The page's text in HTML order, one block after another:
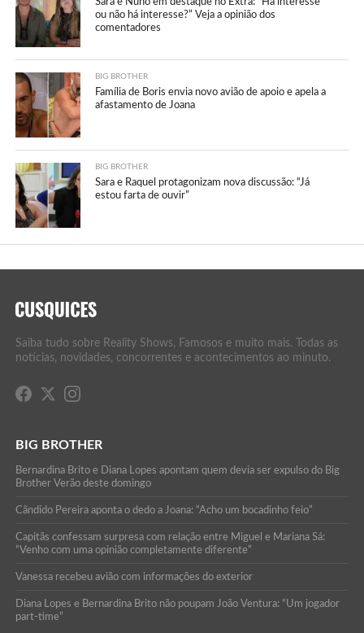
ou não há interesse?” Veja a opinião dos
comentadores
BIG BROTHER
Família de Boris envia novo avião de apoio e apela a
afastamento de Joana
BIG BROTHER
Sara e Raquel protagonizam nova discussão: “Já
estou farta de ouvir”
Saiba tudo sobre Reality Shows, Famosos e muito mais. Todas as
notícias, novidades, concorrentes e acontecimentos ao minuto.
BIG BROTHER
Bernardina Brito e Diana Lopes apontam quem devia ser expulso do Big
Brother Verão deste domingo
Cândido Pereira aponta o dedo a Joana: “Acho um bocadinho feio”
Capitãs confessam surpresa com relação entre Miguel e Mariana Sá:
“Venho com uma opinião completamente diferente”
Vanessa recebeu avião com informações do exterior
Diana Lopes e Bernardina Brito não poupam João Ventura: “Um jogador
part-time”